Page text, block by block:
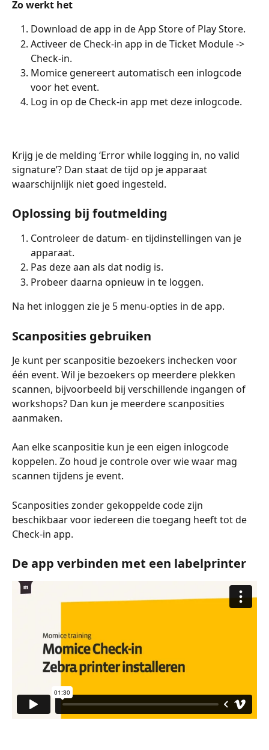
Zo werkt het
Download de app in de App Store of Play Store.
Activeer de Check-in app in de Ticket Module ->
Check-in.
Momice genereert automatisch een inlogcode
voor het event.
Log in op de Check-in app met deze inlogcode.
Krijg je de melding ‘Error while logging in, no valid
signature’? Dan staat de tijd op je apparaat
waarschijnlijk niet goed ingesteld.
Oplossing bij foutmelding
Controleer de datum- en tijdinstellingen van je
apparaat.
Pas deze aan als dat nodig is.
Probeer daarna opnieuw in te loggen.
Na het inloggen zie je 5 menu-opties in de app.
Scanposities gebruiken
Je kunt per scanpositie bezoekers inchecken voor
één event. Wil je bezoekers op meerdere plekken
scannen, bijvoorbeeld bij verschillende ingangen of
workshops? Dan kun je meerdere scanposities
aanmaken.
Aan elke scanpositie kun je een eigen inlogcode
koppelen. Zo houd je controle over wie waar mag
scannen tijdens je event.
Scanposities zonder gekoppelde code zijn
beschikbaar voor iedereen die toegang heeft tot de
Check-in app.
De app verbinden met een labelprinter